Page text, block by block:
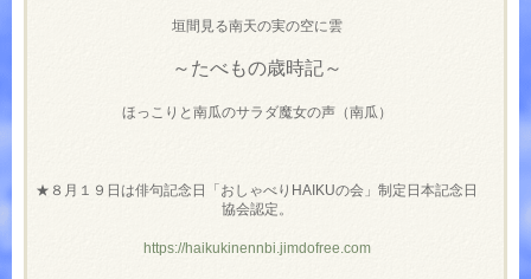
垣間見る南天の実の空に雲
～たべもの歳時記～
ほっこりと南瓜のサラダ魔女の声（南瓜）
★８月１９日は俳句記念日「おしゃべりHAIKUの会」制定日本記念日
協会認定。
https://haikukinennbi.jimdofree.com